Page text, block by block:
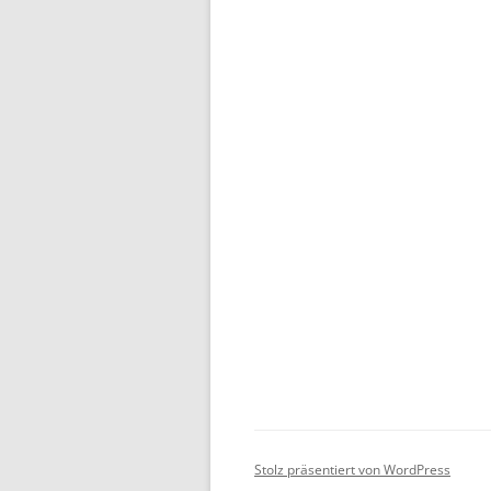
Stolz präsentiert von WordPress